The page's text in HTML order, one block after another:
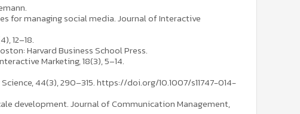
for managing social media. Journal of Interactive
12–18.
Harvard Business School Press.
Marketing, 18(3), 5–14.
44(3), 290–315. https://doi.org/10.1007/s11747-014-
development. Journal of Communication Management,